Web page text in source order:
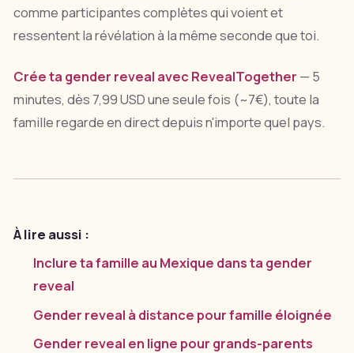
comme participantes complètes qui voient et
ressentent la révélation à la même seconde que toi.
Crée ta gender reveal avec RevealTogether — 5
minutes, dès 7,99 USD une seule fois (~7€), toute la
famille regarde en direct depuis n'importe quel pays.
À lire aussi :
Inclure ta famille au Mexique dans ta gender
reveal
Gender reveal à distance pour famille éloignée
Gender reveal en ligne pour grands-parents